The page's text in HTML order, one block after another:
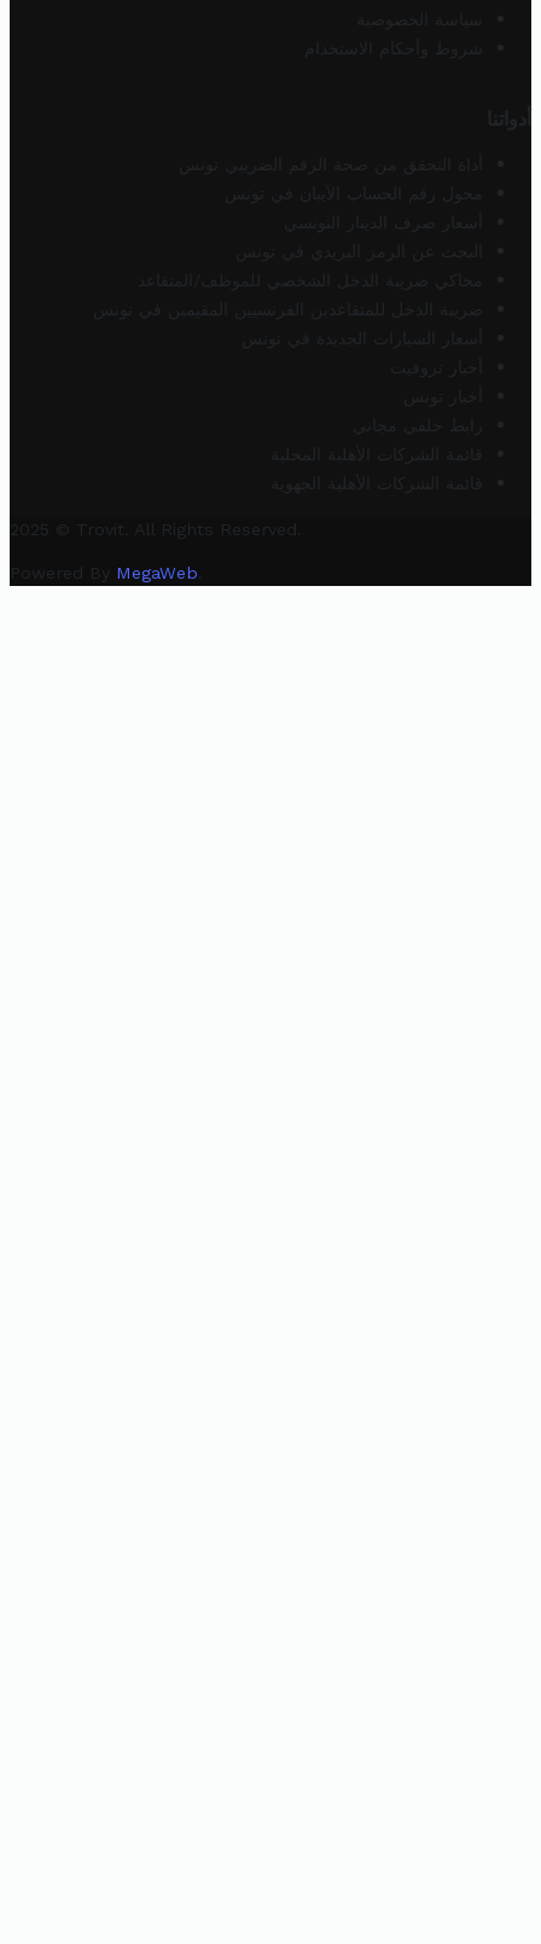
سياسة الخصوصية
شروط وأحكام الاستخدام
أدواتنا
أداة التحقق من صحة الرقم الضريبي تونس
محول رقم الحساب الآيبان في تونس
أسعار صرف الدينار التونسي
البحث عن الرمز البريدي في تونس
محاكي ضريبة الدخل الشخصي للموظف/المتقاعد
ضريبة الدخل للمتقاعدين الفرنسيين المقيمين في تونس
أسعار السيارات الجديدة في تونس
أخبار تروفيت
أخبار تونس
رابط خلفي مجاني
قائمة الشركات الأهلية المحلية
قائمة الشركات الأهلية الجهوية
2025 © Trovit. All Rights Reserved.
Powered By MegaWeb